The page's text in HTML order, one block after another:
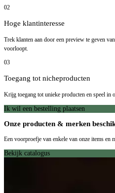
02
Hoge klantinteresse
Trek klanten aan door een preview te geven
voorloopt.
03
Toegang tot nicheproducten
Krijg toegang tot unieke producten en speel in
Ik wil een bestelling plaatsen
Onze producten & merken
Een voorproefje van enkele van onze items en
Bekijk catalogus